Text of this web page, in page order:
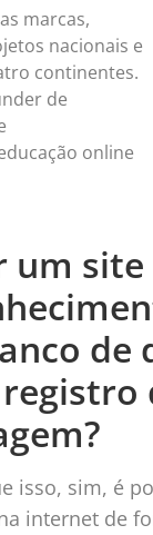
marcas,
nacionais e
continentes.
de
online
um
de
isso, sim, é
internet de